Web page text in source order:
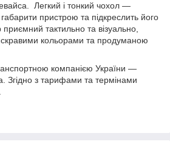
Легкий і тонкий чохол —
пристрою та підкреслить його
тактильно та візуально,
кольорами та продуманою
компанією України —
Згідно з тарифами та термінами